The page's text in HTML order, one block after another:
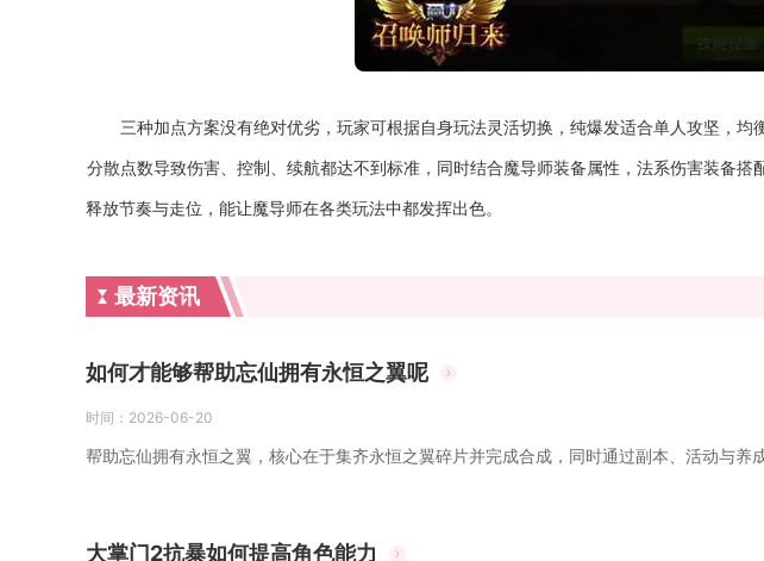
三种加点方案没有绝对优劣，玩家可根据自身玩法灵活切换，纯爆发适合单人攻坚，
分散点数导致伤害、控制、续航都达不到标准，同时结合魔导师装备属性，法系伤害装备
释放节奏与走位，能让魔导师在各类玩法中都发挥出色。
最新资讯
如何才能够帮助忘仙拥有永恒之翼呢
时间： 2026-06-20
帮助忘仙拥有永恒之翼，核心在于集齐永恒之翼碎片并完成合成，同时通过副本、活动与养
大掌门2抗暴如何提高角色能力